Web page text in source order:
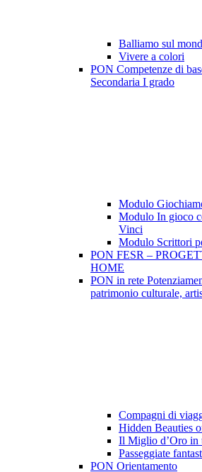
Balliamo sul
Vivere a colori
PON Competenze di
Secondaria I grado
Modulo
Modulo In gioco
Vinci
Modulo Scrittori
PON FESR –
HOME
PON in rete
patrimonio culturale,
Compagni di
Hidden Beauties
Il Miglio d’Oro in
Passeggiate
PON Orientamento